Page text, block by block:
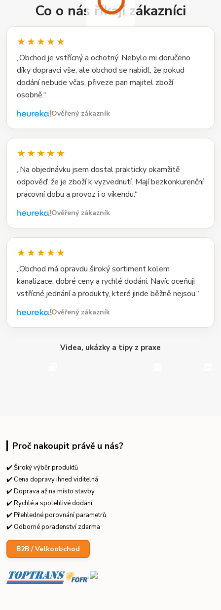
Co o nás říkají zákazníci
★★★★★
„Obchod je vstřícný a ochotný. Nebylo mi doručeno
díky dopravci vše, ale obchod se nabídl, že pokud
dodání nebude včas, přiveze pan majitel zboží
osobně.“
Ověřený zákazník
★★★★★
„Na objednávku jsem dostal prakticky okamžitě
odpověď, že je zboží k vyzvednutí. Mají bezkonkurenční
pracovní dobu a provoz i o víkendu.“
Ověřený zákazník
★★★★★
„Obchod má opravdu široký sortiment kolem
kanalizace, dobré ceny a rychlé dodání. Navíc oceňuji
vstřícné jednání a produkty, které jinde běžně nejsou.“
Ověřený zákazník
Videa, ukázky a tipy z praxe
Proč nakoupit právě u nás?
✔️ Široký výběr produktů
✔️ Cena dopravy ihned viditelná
✔️ Doprava až na místo stavby
✔️ Rychlé a spolehlivé dodání
✔️ Přehledné porovnání parametrů
✔️ Odborné poradenství zdarma
B2B / Velkoobchod